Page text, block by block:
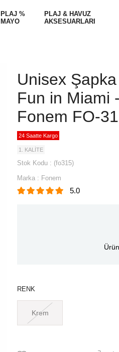
PLAJ %
MAYO
PLAJ & HAVUZ
AKSESUARLARI
Unisex Şapka
Fun in Miami -
Fonem FO-
24 Saatte Kargo
1. KALİTE
Stok Kodu
(fo315)
Marka : Fonem
5.0
RENK
Krem